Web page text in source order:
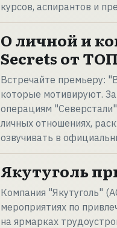
курсов, аспирантов и
О личной и
Secrets от
Встречайте премьеру:
которые мотивируют.
операциям
личных отношениях,
озвучивать в
Якутуголь
Компания "Якутуголь"
мероприятиях по
на ярмарках